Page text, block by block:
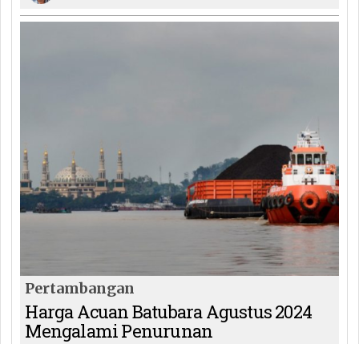
Pertambangan
Harga Acuan Batubara Agustus 2024
Mengalami Penurunan